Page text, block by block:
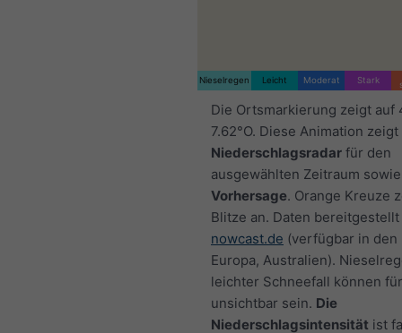
Nieselregen Leicht Moderat Stark
Die Ortsmarkierung zeigt auf
7.62°O. Diese Animation zeigt
Niederschlagsradar für den
ausgewählten Zeitraum
Vorhersage. Orange Kreuze
Blitze an. Daten
nowcast.de (verfügbar in den
Europa, Australien).
leichter Schneefall können
unsichtbar sein. Die
Niederschlagsintensität ist